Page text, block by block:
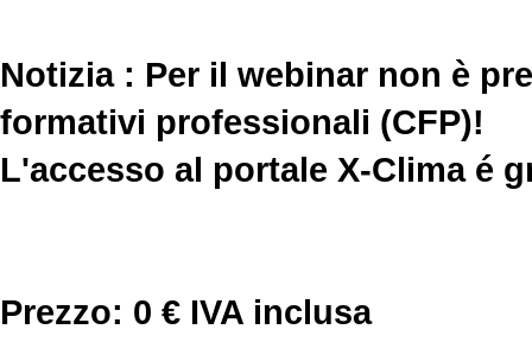
Notizia : Per il webinar non è
formativi professionali (CFP)!
L'accesso al portale X-Clima é
Prezzo: 0 € IVA inclusa